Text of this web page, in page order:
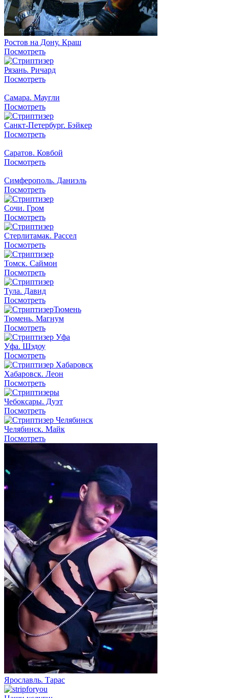
Ростов на Дону. Краш
Посмотреть
Рязань. Ричард
Посмотреть
Самара. Маугли
Посмотреть
Санкт-Петербург. Бэйкер
Посмотреть
Саратов. Ковбой
Посмотреть
Симферополь. Даниэль
Посмотреть
Сочи. Гром
Посмотреть
Стерлитамак. Рассел
Посмотреть
Томск. Саймон
Посмотреть
Тула. Давид
Посмотреть
Тюмень. Магнум
Посмотреть
Уфа. Шэдоу
Посмотреть
Хабаровск. Леон
Посмотреть
Чебоксары. Дуэт
Посмотреть
Челябинск. Майк
Посмотреть
Ярославль. Тарас